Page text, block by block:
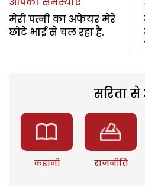
मेरी पत्नी का अफेयर मेरे
छोटे भाई से चल रहा है.
सरिता
कहानी राजनीति